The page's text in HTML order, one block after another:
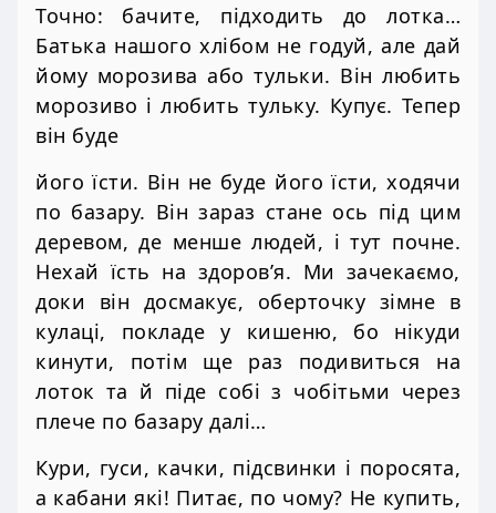
Точно: бачите, підходить до лотка…
Батька нашого хлібом не годуй, але дай
йому морозива або тульки. Він любить
морозиво і любить тульку. Купує. Тепер
він буде
його їсти. Він не буде його їсти, ходячи
по базару. Він зараз стане ось під цим
деревом, де менше людей, і тут почне.
Нехай їсть на здоров’я. Ми зачекаємо,
доки він досмакує, оберточку зімне в
кулаці, покладе у кишеню, бо нікуди
кинути, потім ще раз подивиться на
лоток та й піде собі з чобітьми через
плече по базару далі…
Кури, гуси, качки, підсвинки і поросята,
а кабани які! Питає, по чому? Не купить,